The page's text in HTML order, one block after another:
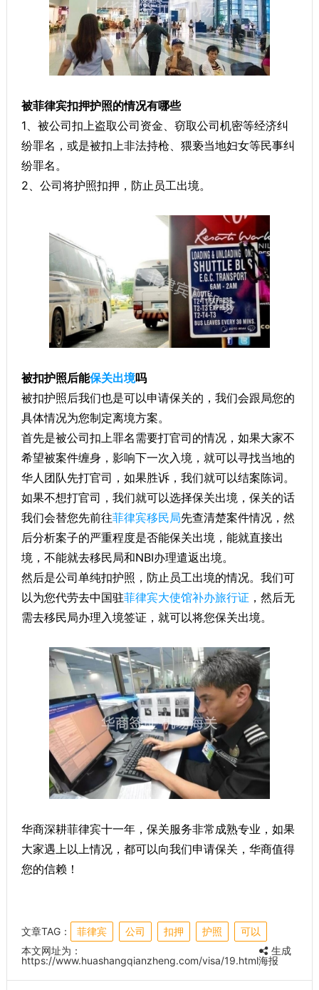
被菲律宾扣押护照的情况有哪些
1、被公司扣上盗取公司资金、窃取公司机密等经济纠
纷罪名，或是被扣上非法持枪、猥亵当地妇女等民事纠
纷罪名。
2、公司将护照扣押，防止员工出境。
被扣护照后能保关出境吗
被扣护照后我们也是可以申请保关的，我们会跟局您的
具体情况为您制定离境方案。
首先是被公司扣上罪名需要打官司的情况，如果大家不
希望被案件缠身，影响下一次入境，就可以寻找当地的
华人团队先打官司，如果胜诉，我们就可以结案陈词。
如果不想打官司，我们就可以选择保关出境，保关的话
我们会替您先前往菲律宾移民局先查清楚案件情况，然
后分析案子的严重程度是否能保关出境，能就直接出
境，不能就去移民局和NBI办理遣返出境。
然后是公司单纯扣护照，防止员工出境的情况。我们可
以为您代劳去中国驻菲律宾大使馆补办旅行证 ，然后无
需去移民局办理入境签证，就可以将您保关出境。
华商深耕菲律宾十一年，保关服务非常成熟专业，如果
大家遇上以上情况，都可以向我们申请保关，华商值得
您的信赖！
文章TAG： 菲律宾 公司 扣押 护照
可以
本文网址为：
https://www.huashangqianzheng.com/visa/19.html
生成
海报